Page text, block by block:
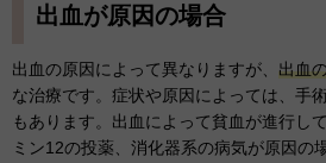
出血が原因の場合
出血の原因によって異なりますが、 出血
な治療です。症状や原因によっては、手
もあります。出血によって貧血が進行し
ミン12の投薬、消化器系の病気が原因の